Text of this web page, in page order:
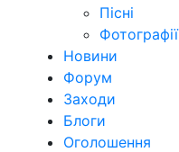
Пісні
Фотографії
Новини
Форум
Заходи
Блоги
Оголошення